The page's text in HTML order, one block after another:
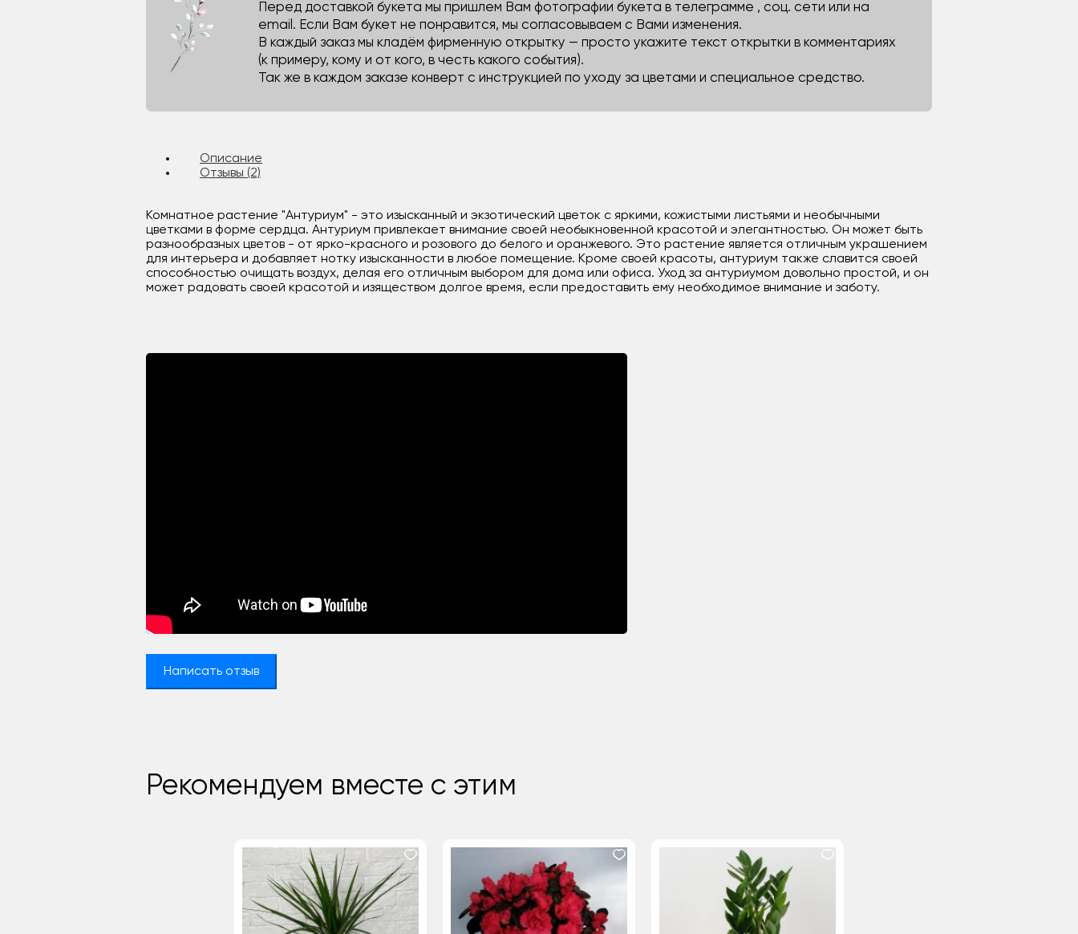
Перед доставкой букета мы пришлем Вам фотографии букета в телеграмме , соц. сети или на
email. Если Вам букет не понравится, мы согласовываем с Вами изменения.
В каждый заказ мы кладём фирменную открытку — просто укажите текст открытки в комментариях
(к примеру, кому и от кого, в честь какого события).
Так же в каждом заказе конверт с инструкцией по уходу за цветами и специальное средство.
Описание
Отзывы (2)
Комнатное растение "Антуриум" - это изысканный и экзотический цветок с яркими, кожистыми листьями и необычными
цветками в форме сердца. Антуриум привлекает внимание своей необыкновенной красотой и элегантностью. Он может быть
разнообразных цветов - от ярко-красного и розового до белого и оранжевого. Это растение является отличным украшением
для интерьера и добавляет нотку изысканности в любое помещение. Кроме своей красоты, антуриум также славится своей
способностью очищать воздух, делая его отличным выбором для дома или офиса. Уход за антуриумом довольно простой, и он
может радовать своей красотой и изяществом долгое время, если предоставить ему необходимое внимание и заботу.
Написать отзыв
Рекомендуем вместе с этим